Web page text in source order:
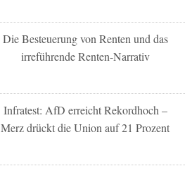
Die Besteuerung von Renten und das
irreführende Renten-Narrativ
Infratest: AfD erreicht Rekordhoch –
Merz drückt die Union auf 21 Prozent